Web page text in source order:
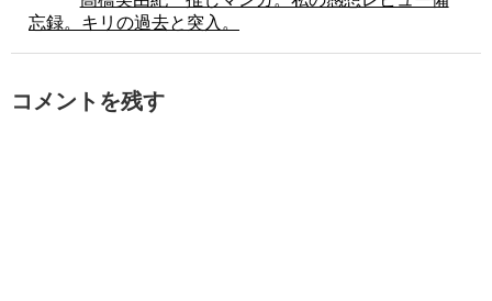
忘録。キリの過去と突入。
コメントを残す